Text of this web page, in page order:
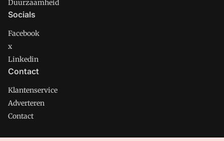
Duurzaamheid
Socials
Facebook
x
Linkedin
Contact
Klantenservice
Adverteren
Contact